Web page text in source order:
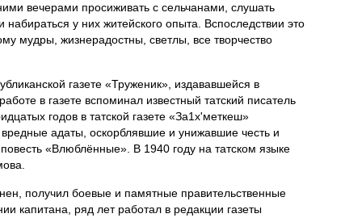
вечерами просиживать с сельчанами, слушать
у них житейского опыта. Вспоследствии это
мудры, жизнерадостны, светлы, все творчество
газете «Труженик», издававшейся в
в газете вспоминал известный татский писатель
годов в татской газете «За1х'меткеш»
адаты, оскорблявшие и унижавшие честь и
«Влюблённые». В 1940 году на татском языке
получил боевые и памятные правительственные
капитана, ряд лет работал в редакции газеты